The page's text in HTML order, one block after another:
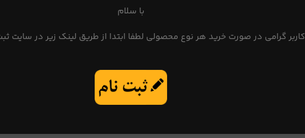
با سلام
کاربر گرامی در صورت خرید هر نوع محصولی لطفا ابتدا از طریق لینک زیر در سایت